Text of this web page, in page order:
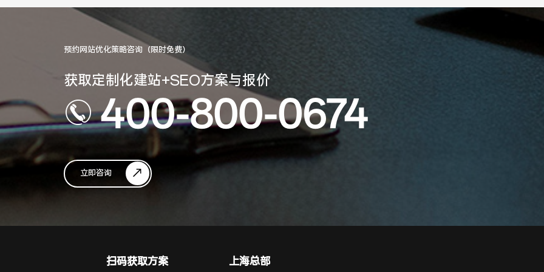
预约网站优化策略咨询（限时免费）
获取定制化建站+SEO方案与报价
400-800-0674
立即咨询
扫码获取方案 上海总部